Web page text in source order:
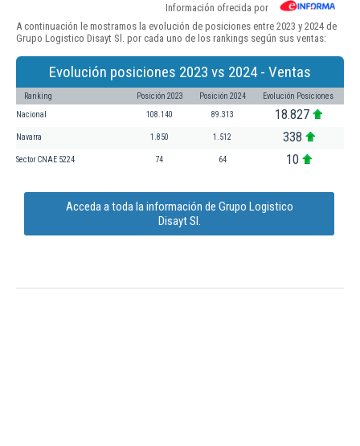
Información ofrecida por
A continuación le mostramos la evolución de posiciones entre 2023 y 2024 de
Grupo Logistico Disayt Sl. por cada uno de los rankings según sus ventas:
Evolución posiciones 2023 vs 2024 - Ventas
Ranking Posición 2023 Posición 2024 Evolución Posiciones
Nacional 108.140 89.313 18.827
Navarra 1.850 1.512 338
Sector CNAE 5224 74 64 10
Acceda a toda la información de Grupo Logistico
Disayt Sl.